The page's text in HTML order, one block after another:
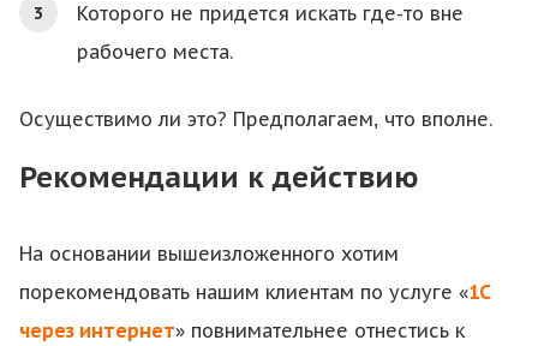
Которого не придется искать где-то вне
рабочего места.
Осуществимо ли это? Предполагаем, что вполне.
Рекомендации к действию
На основании вышеизложенного хотим
порекомендовать нашим клиентам по услуге «1С
через интернет» повнимательнее отнестись к